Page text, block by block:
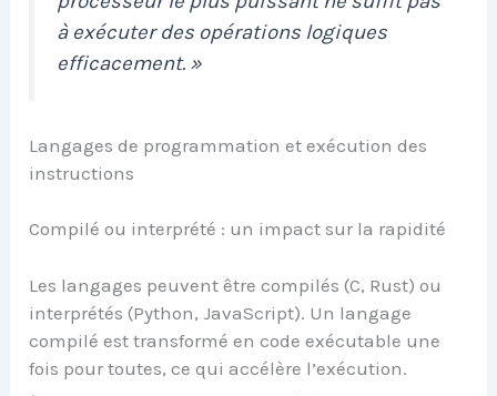
à exécuter des opérations logiques
efficacement. »
Langages de programmation et exécution des
instructions
Compilé ou interprété : un impact sur la rapidité
Les langages peuvent être compilés (C, Rust) ou
interprétés (Python, JavaScript). Un langage
compilé est transformé en code exécutable une
fois pour toutes, ce qui accélère l’exécution.